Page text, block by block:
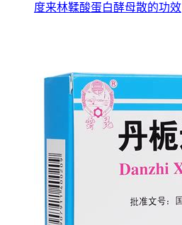
度来林鞣酸蛋白酵母散的功效